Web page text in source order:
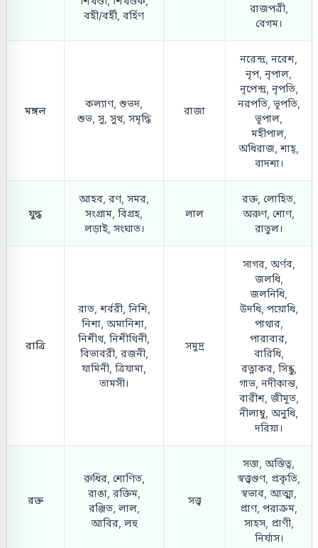
বহী/বর্হী, বর্হিণ
রাজপত্রী,
বেগম।
মঙ্গল
কল্যাণ, শুভদ,
শুভ, সু, সুখ, সমৃদ্ধি
রাজা
নরেন্দ্র, নরেশ,
নৃপ, নৃপাল,
নৃপেন্দ্র, নৃপতি,
নরপতি, ভূপতি,
ভূপাল,
মহীপাল,
অধিরাজ, শাহ্,
বাদশা।
যুদ্ধ
আহব, রণ, সমর,
সংগ্রাম, বিগ্রহ,
লড়াই, সংঘাত।
লাল
রক্ত, লোহিত,
অরুণ, শোণ,
রাতুল।
রাত্রি
রাত, শর্বরী, নিশি,
নিশা, অমানিশা,
নিশীথ, নিশীথিনী,
বিভাবরী, রজনী,
যামিনী, ত্রিযামা,
তামসী।
সমুদ্র
সাগর, অর্ণব,
জলধি,
জলনিধি,
উদধি, পয়োধি,
পাথার,
পারাবার,
বারিধি,
রত্নাকর, সিন্ধু,
গাভ, নদীকান্ত,
বারীশ, জীমূত,
নীলাম্বু, অনুধি,
দরিয়া।
রক্ত
রুধির, শোণিত,
রাঙা, রক্তিম,
রঞ্জিত, লাল,
আবির, লহু
সত্ত্ব
সত্তা, অস্তিত্ব,
স্বত্ত্বগুণ, প্রকৃতি,
স্বভাব, আত্মা,
প্রাণ, পরাক্রম,
সাহস, প্রাণী,
নির্যাস।